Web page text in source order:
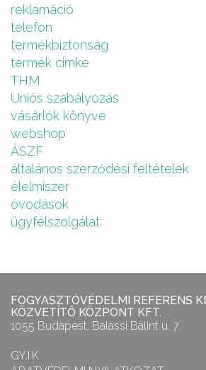
reklamáció
telefon
termékbiztonság
termék cimke
THM
Uniós szabályozás
vásárlók könyve
webshop
ÁSZF
általános szerződési feltételek
élelmiszer
óvodások
ügyfélszolgálat
FOGYASZTÓVÉDELMI REFERENS
KÖZVETÍTŐ KÖZPONT KFT.
1055 Budapest, Balassi Bálint u. 7.
GY.I.K.